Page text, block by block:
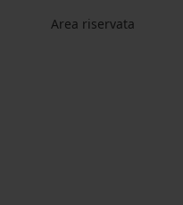
Area riservata